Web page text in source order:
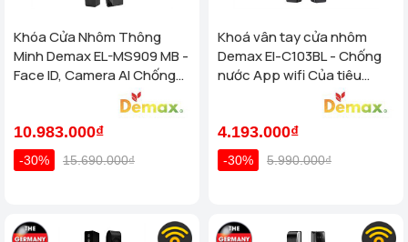
Khóa Cửa Nhôm Thông
Minh Demax EL-MS909 MB -
Face ID, Camera AI Chống
Nước IP66 Cho Cửa Nhôm
10.983.000₫
-30% 15.690.000₫
Khoá vân tay cửa nhôm
Demax El-C103BL - Chống
nước App wifi Của tiêu
4.193.000₫
-30% 5.990.000₫